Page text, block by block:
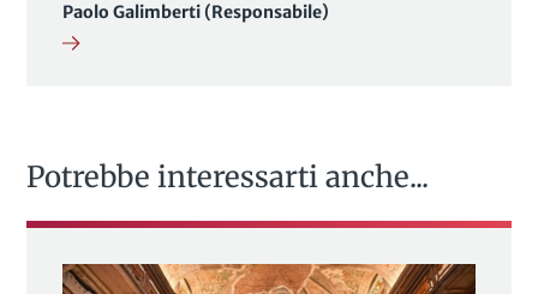
Paolo Galimberti (Responsabile)
Potrebbe interessarti anche...